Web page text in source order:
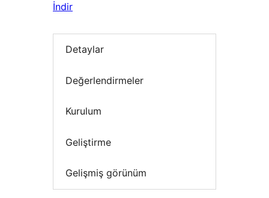
İndir
Detaylar
Değerlendirmeler
Kurulum
Geliştirme
Gelişmiş görünüm